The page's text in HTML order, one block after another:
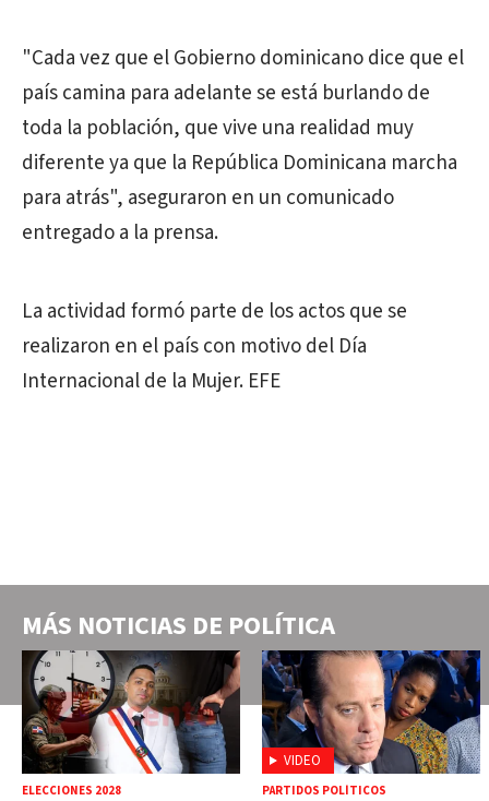
"Cada vez que el Gobierno dominicano dice que el
país camina para adelante se está burlando de
toda la población, que vive una realidad muy
diferente ya que la República Dominicana marcha
para atrás", aseguraron en un comunicado
entregado a la prensa.
La actividad formó parte de los actos que se
realizaron en el país con motivo del Día
Internacional de la Mujer. EFE
MÁS NOTICIAS DE POLÍTICA
ELECCIONES 2028
VIDEO
PARTIDOS POLÍTICOS